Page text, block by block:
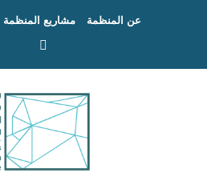
عن المنظمة مشاريع المنظمة